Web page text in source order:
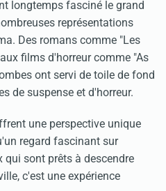
longtemps fasciné le grand
représentations
Des romans comme "Les
films d'horreur comme "As
ont servi de toile de fond
de suspense et d'horreur.
une perspective unique
regard fascinant sur
qui sont prêts à descendre
c'est une expérience